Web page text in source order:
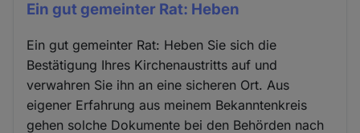
Ein gut gemeinter Rat: Heben
Ein gut gemeinter Rat: Heben Sie sich die
Bestätigung Ihres Kirchenaustritts auf und
verwahren Sie ihn an eine sicheren Ort. Aus
eigener Erfahrung aus meinem Bekanntenkreis
gehen solche Dokumente bei den Behörden nach